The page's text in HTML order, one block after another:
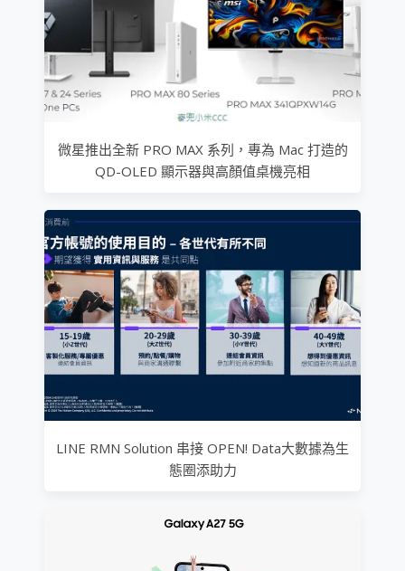
微星推出全新 PRO MAX 系列，專為 Mac 打造的
QD-OLED 顯示器與高顏值桌機亮相
LINE RMN Solution 串接 OPEN! Data大數據為生
態圈添助力